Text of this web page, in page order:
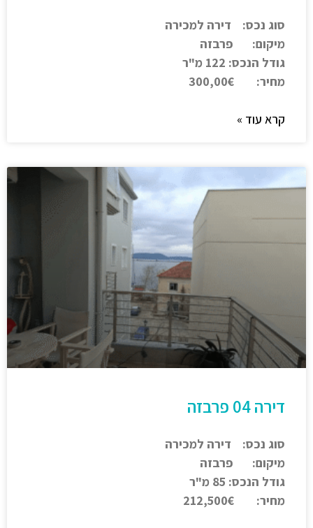
סוג נכס: דירה למכירה
מיקום: פרבזה
גודל הנכס: 122 מ"ר
מחיר: 300,00€
קרא עוד »
דירה 04 פרבזה
סוג נכס: דירה למכירה
מיקום: פרבזה
גודל הנכס: 85 מ"ר
מחיר: 212,500€